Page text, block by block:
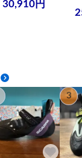
30,910円
3